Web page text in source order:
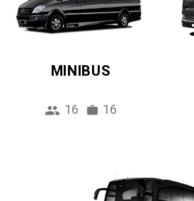
MINIBUS
16 16